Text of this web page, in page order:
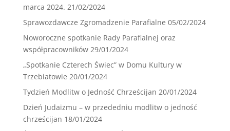
marca 2024. 21/02/2024
Sprawozdawcze Zgromadzenie Parafialne 05/02/2024
Noworoczne spotkanie Rady Parafialnej oraz
współpracowników 29/01/2024
„Spotkanie Czterech Świec” w Domu Kultury w
Trzebiatowie 20/01/2024
Tydzień Modlitw o Jedność Chrześcijan 20/01/2024
Dzień Judaizmu – w przededniu modlitw o jedność
chrześcijan 18/01/2024